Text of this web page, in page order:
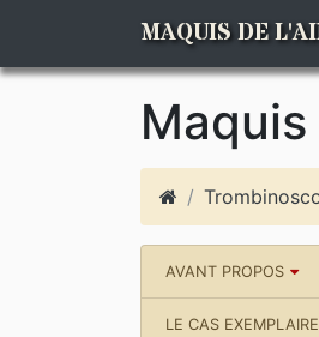
MAQUIS DE
Maquis
AVANT PROPOS
LE CAS